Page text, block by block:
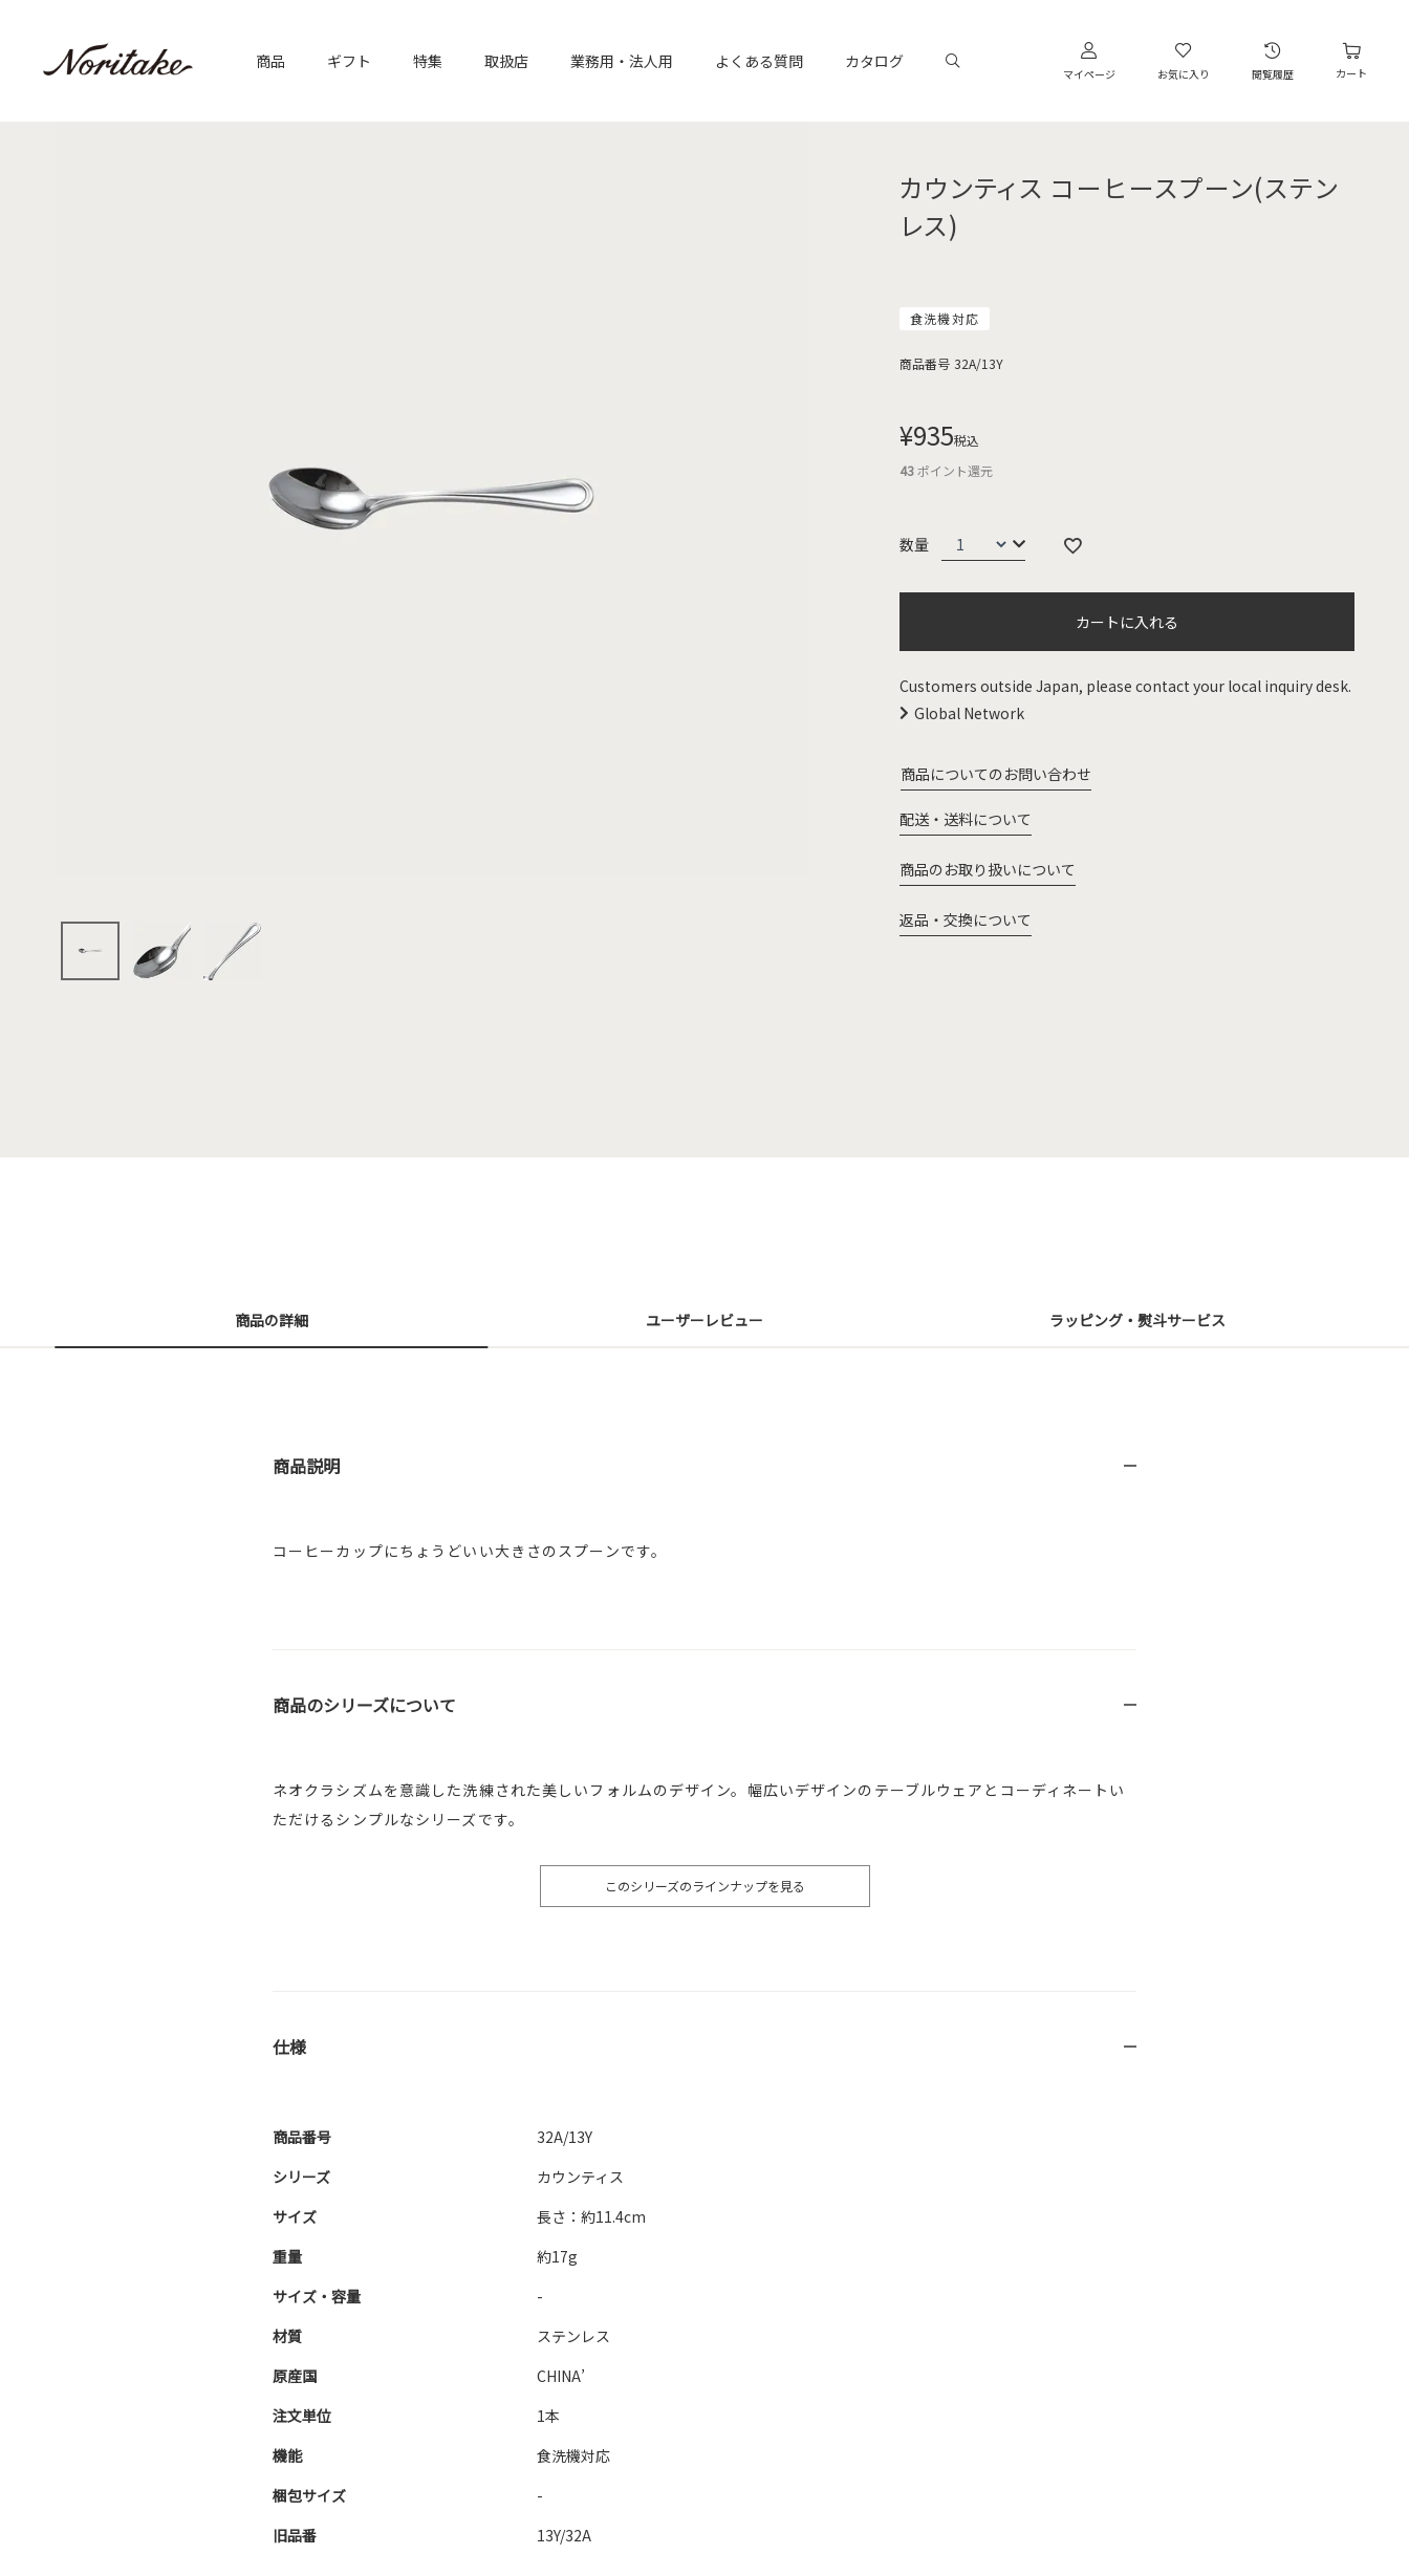
商品 ギフト 特集 取扱店 業務用・法人用 よくある質問 カタログ
マイページ お気に入り 閲覧履歴 カート
カウンティス コーヒースプーン(ステン
レス)
食洗機対応
商品番号 32A/13Y
¥935税込
43ポイント還元
カートに入れる
Customers outside Japan, please contact your local inquiry desk.
Global Network
商品についてのお問い合わせ
配送・送料について
商品のお取り扱いについて
返品・交換について
商品の詳細 ユーザーレビュー ラッピング・熨斗サービス
商品説明
コーヒーカップにちょうどいい大きさのスプーンです。
商品のシリーズについて
ネオクラシズムを意識した洗練された美しいフォルムのデザイン。幅広いデザインのテーブルウェアとコーディネートい
ただけるシンプルなシリーズです。
このシリーズのラインナップを見る
仕様
商品番号
32A/13Y
シリーズ
カウンティス
サイズ
長さ：約11.4cm
重量
約17g
サイズ・容量
-
材質
ステンレス
原産国
CHINA’
注文単位
1本
機能
食洗機対応
梱包サイズ
-
旧品番
13Y/32A